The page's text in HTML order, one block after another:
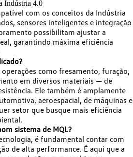
Indústria 4.0
com os conceitos da Indústria
sensores inteligentes e integração
possibilitam ajustar a
garantindo máxima eficiência
operações como fresamento, furação,
em diversos materiais — de
Ele também é amplamente
aeroespacial, de máquinas e
setor que busque mais eficiência
sistema de MQL?
é fundamental contar com
de alta performance. É aqui que a